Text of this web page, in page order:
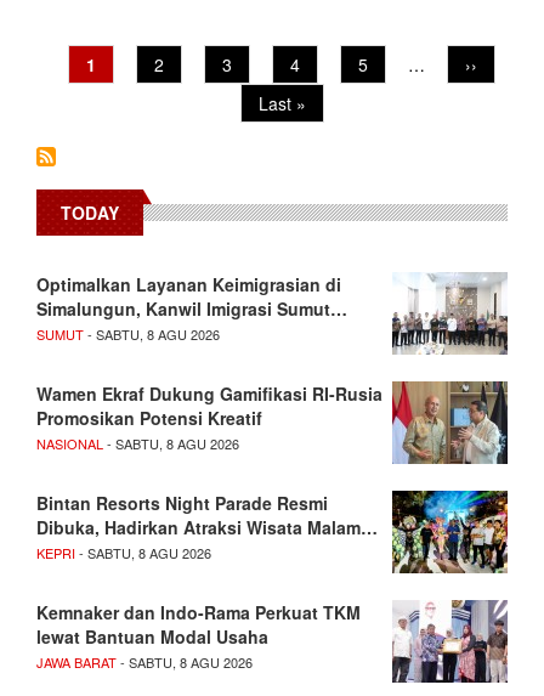
Pagination
Current
page
1 Page
2 Page
3 Page
4 Page
5 …
Next
page
››
Last
page
Last »
TODAY
Optimalkan Layanan Keimigrasian di
Simalungun, Kanwil Imigrasi Sumut…
SUMUT- SABTU, 8 AGU 2026
Wamen Ekraf Dukung Gamifikasi RI-Rusia
Promosikan Potensi Kreatif
NASIONAL - SABTU, 8 AGU 2026
Bintan Resorts Night Parade Resmi
Dibuka, Hadirkan Atraksi Wisata Malam…
KEPRI- SABTU, 8 AGU 2026
Kemnaker dan Indo-Rama Perkuat TKM
lewat Bantuan Modal Usaha
JAWA BARAT- SABTU, 8 AGU 2026